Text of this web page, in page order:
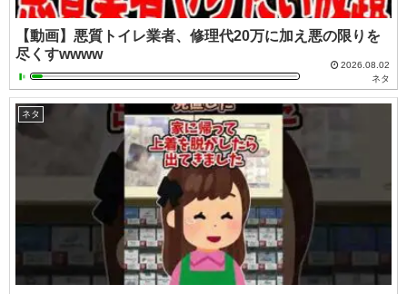
【動画】悪質トイレ業者、修理代20万に加え悪の限りを
尽くすwwww
2026.08.02
ネタ
ネタ